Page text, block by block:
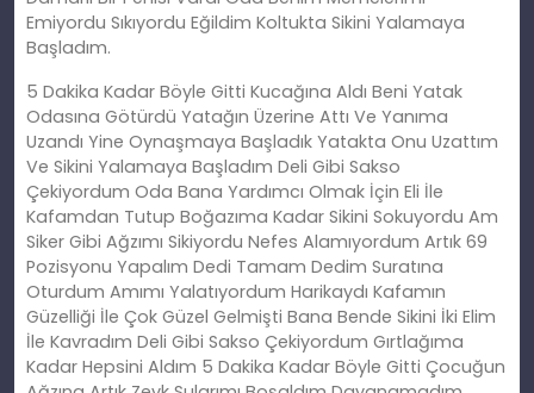
Emiyordu Sıkıyordu Eğildim Koltukta Sikini Yalamaya
Başladım.
5 Dakika Kadar Böyle Gitti Kucağına Aldı Beni Yatak
Odasına Götürdü Yatağın Üzerine Attı Ve Yanıma
Uzandı Yine Oynaşmaya Başladık Yatakta Onu Uzattım
Ve Sikini Yalamaya Başladım Deli Gibi Sakso
Çekiyordum Oda Bana Yardımcı Olmak İçin Eli İle
Kafamdan Tutup Boğazıma Kadar Sikini Sokuyordu Am
Siker Gibi Ağzımı Sikiyordu Nefes Alamıyordum Artık 69
Pozisyonu Yapalım Dedi Tamam Dedim Suratına
Oturdum Amımı Yalatıyordum Harikaydı Kafamın
Güzelliği İle Çok Güzel Gelmişti Bana Bende Sikini İki Elim
İle Kavradım Deli Gibi Sakso Çekiyordum Gırtlağıma
Kadar Hepsini Aldım 5 Dakika Kadar Böyle Gitti Çocuğun